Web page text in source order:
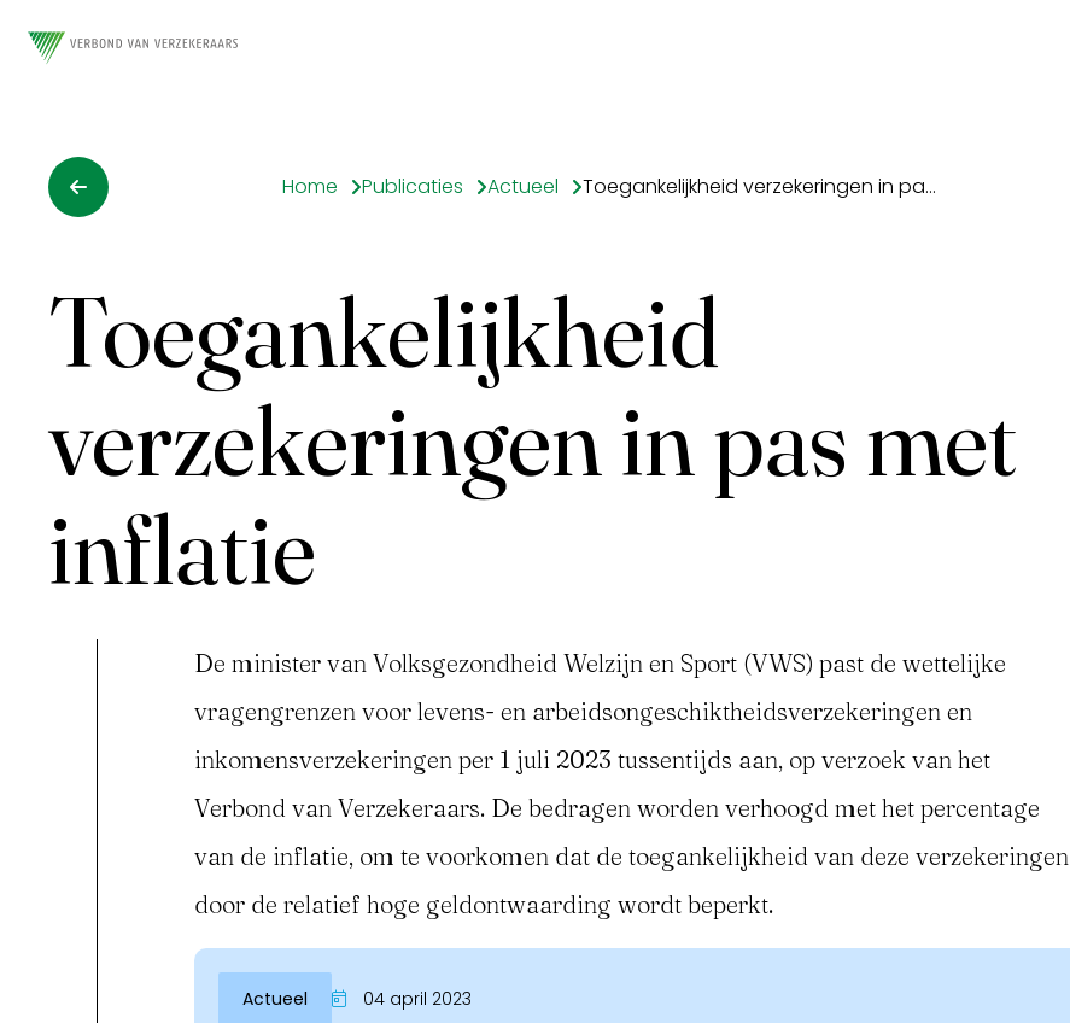
Home Publicaties Actueel Toegankelijkheid verzekeringen in pas met inflatie
Toegankelijkheid
verzekeringen in pas met
inflatie
De minister van Volksgezondheid Welzijn en Sport (VWS) past de wettelijke
vragengrenzen voor levens- en arbeidsongeschiktheidsverzekeringen en
inkomensverzekeringen per 1 juli 2023 tussentijds aan, op verzoek van het
Verbond van Verzekeraars. De bedragen worden verhoogd met het percentage
van de inflatie, om te voorkomen dat de toegankelijkheid van deze verzekeringen
door de relatief hoge geldontwaarding wordt beperkt.
Actueel 04 april 2023